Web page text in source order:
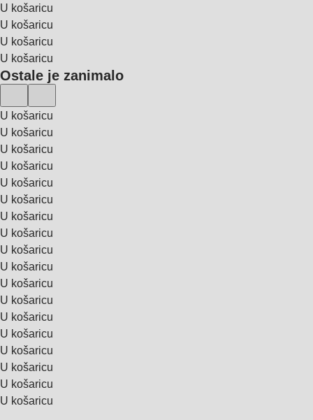
U košaricu
U košaricu
U košaricu
U košaricu
Ostale je zanimalo
U košaricu
U košaricu
U košaricu
U košaricu
U košaricu
U košaricu
U košaricu
U košaricu
U košaricu
U košaricu
U košaricu
U košaricu
U košaricu
U košaricu
U košaricu
U košaricu
U košaricu
U košaricu